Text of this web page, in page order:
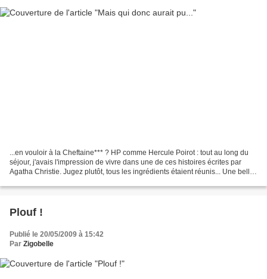
...en vouloir à la Cheftaine*** ? HP comme Hercule Poirot : tout au long du
séjour, j'avais l'impression de vivre dans une de ces histoires écrites par
Agatha Christie. Jugez plutôt, tous les ingrédients étaient réunis... Une belle
Plouf !
Publié le 20/05/2009 à 15:42
Par Zigobelle